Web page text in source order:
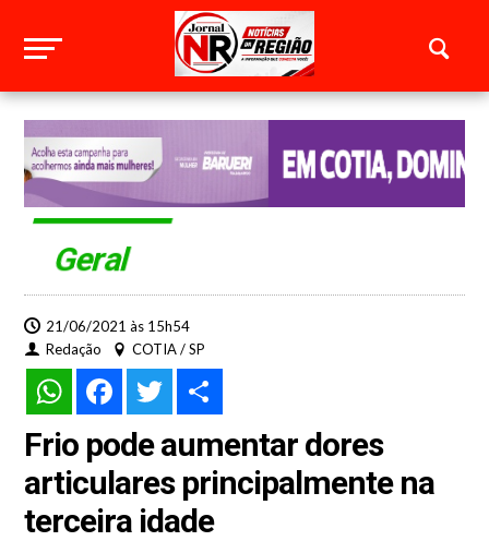
Geral
21/06/2021 às 15h54
Redação
COTIA / SP
WhatsAppFacebookTwitter
Frio pode aumentar dores
articulares principalmente na
terceira idade